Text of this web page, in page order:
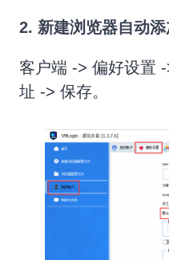
2. 新建浏览器自动添
客户端 -> 偏好设置
址 -> 保存。